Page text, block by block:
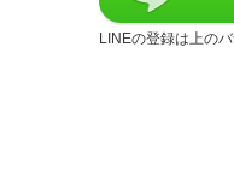
LINEの登録は上の